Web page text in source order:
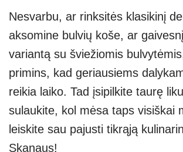
Nesvarbu, ar rinksitės klasikinį
aksomine bulvių koše, ar
variantą su šviežiomis
primins, kad geriausiems
reikia laiko. Tad įsipilkite taurę
sulaukite, kol mėsa taps visiškai
leiskite sau pajusti tikrąją
Skanaus!